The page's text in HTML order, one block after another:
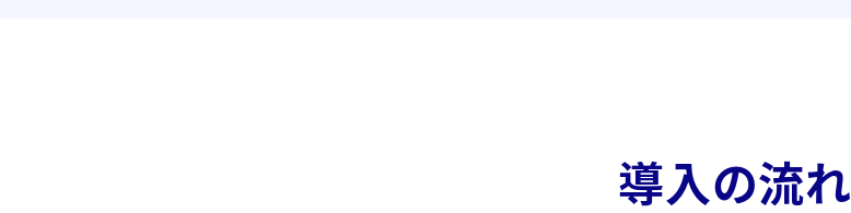
導入の流れ